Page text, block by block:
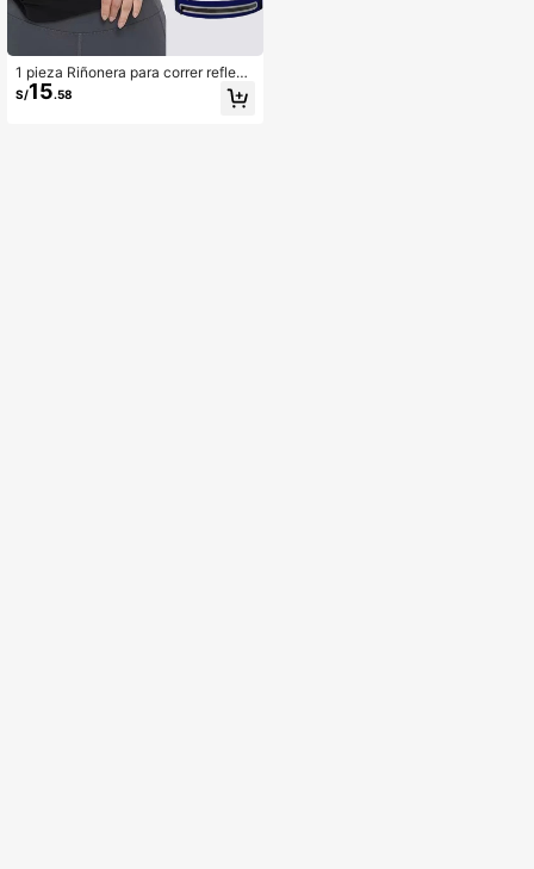
1 pieza Riñonera para correr reflect
ante
S/15.58